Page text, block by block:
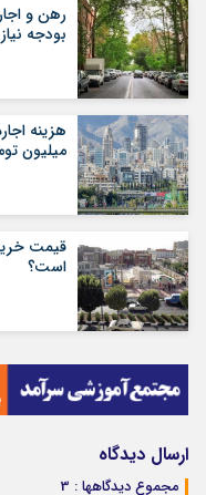
رهن و
بودجه
میلیون
قیمت
است؟
ارسال دیدگاه
مجموع دیدگاهها : 3